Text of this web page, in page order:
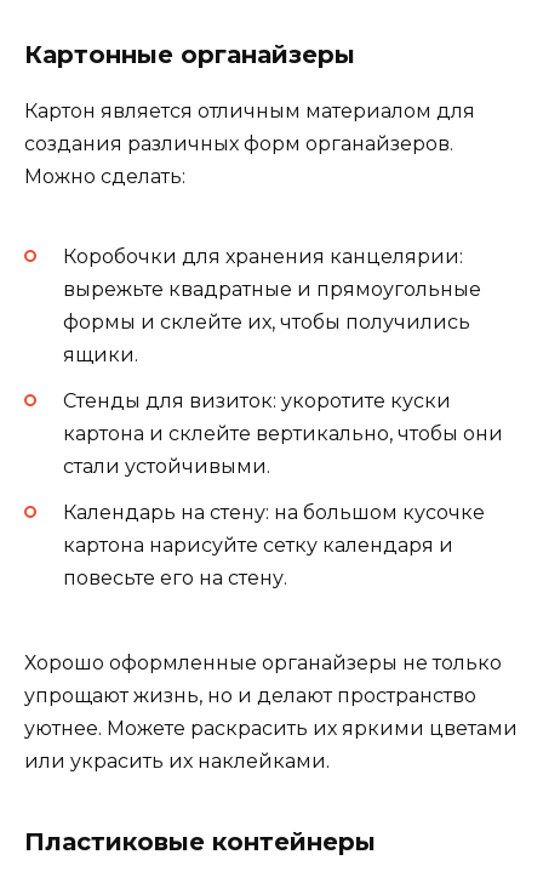
Картонные органайзеры
Картон является отличным материалом для
создания различных форм органайзеров.
Можно сделать:
Коробочки для хранения канцелярии:
вырежьте квадратные и прямоугольные
формы и склейте их, чтобы получились
ящики.
Стенды для визиток: укоротите куски
картона и склейте вертикально, чтобы они
стали устойчивыми.
Календарь на стену: на большом кусочке
картона нарисуйте сетку календаря и
повесьте его на стену.
Хорошо оформленные органайзеры не только
упрощают жизнь, но и делают пространство
уютнее. Можете раскрасить их яркими цветами
или украсить их наклейками.
Пластиковые контейнеры